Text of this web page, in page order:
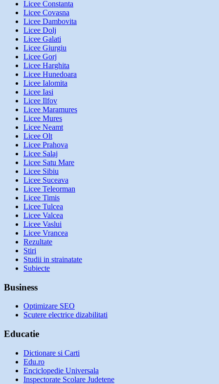
Licee Constanta
Licee Covasna
Licee Dambovita
Licee Dolj
Licee Galati
Licee Giurgiu
Licee Gorj
Licee Harghita
Licee Hunedoara
Licee Ialomita
Licee Iasi
Licee Ilfov
Licee Maramures
Licee Mures
Licee Neamt
Licee Olt
Licee Prahova
Licee Salaj
Licee Satu Mare
Licee Sibiu
Licee Suceava
Licee Teleorman
Licee Timis
Licee Tulcea
Licee Valcea
Licee Vaslui
Licee Vrancea
Rezultate
Stiri
Studii in strainatate
Subiecte
Business
Optimizare SEO
Scutere electrice dizabilitati
Educatie
Dictionare si Carti
Edu.ro
Enciclopedie Universala
Inspectorate Scolare Judetene